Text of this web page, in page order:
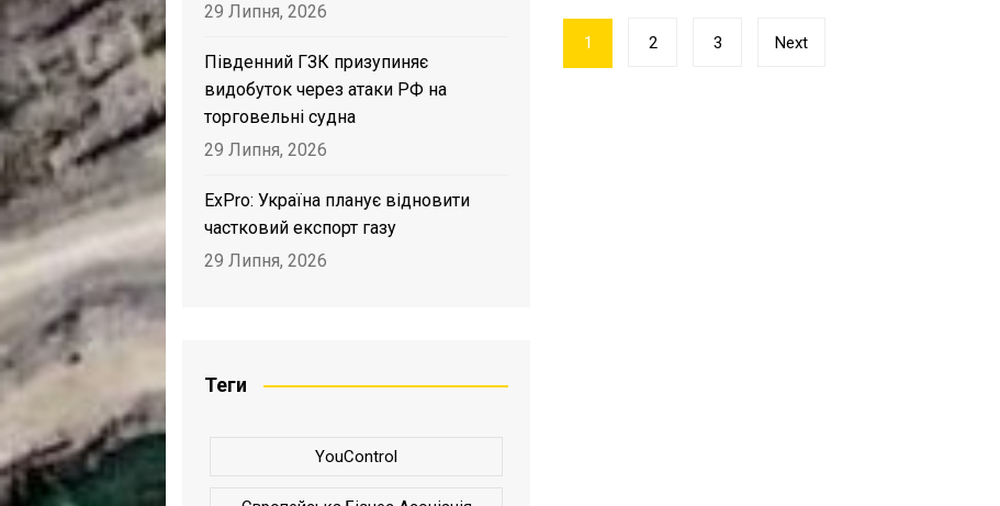
Пагінація
записів
1 2 3 Next
29 Липня, 2026
Південний ГЗК призупиняє
видобуток через атаки РФ на
торговельні судна
29 Липня, 2026
ExPro: Україна планує відновити
частковий експорт газу
29 Липня, 2026
Теги
YouControl